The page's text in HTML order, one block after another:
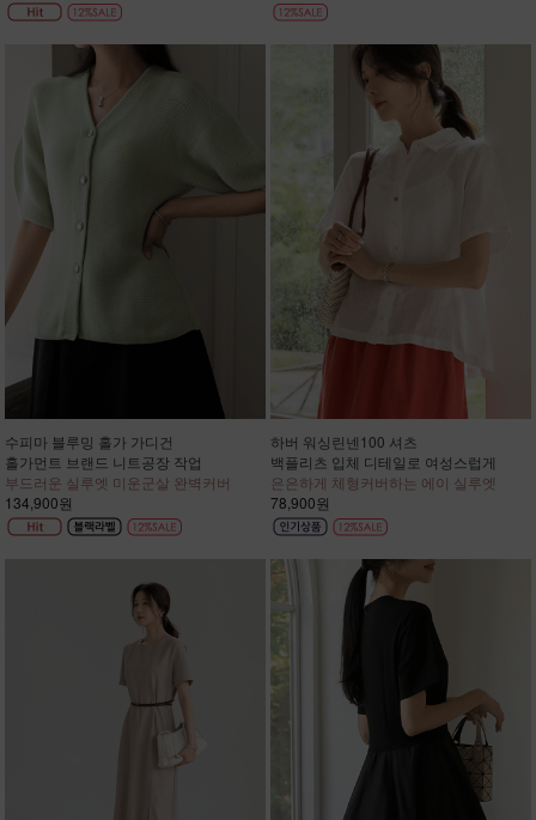
수피마 블루밍 홀가 가디건
홀가먼트 브랜드 니트공장 작업
부드러운 실루엣 미운군살 완벽커버
134,900원
하버 워싱린넨100 셔츠
백플리츠 입체 디테일로 여성스럽게
은은하게 체형커버하는 에이 실루엣
78,900원